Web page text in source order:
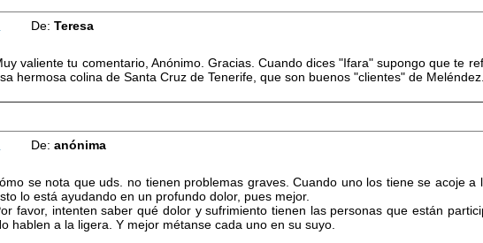
De:Teresa
valiente tu comentario, Anónimo. Gracias. Cuando dices "Ifara" supongo que te
hermosa colina de Santa Cruz de Tenerife, que son buenos "clientes" de Meléndez.
De:anónima
se nota que uds. no tienen problemas graves. Cuando uno los tiene se acoje
lo está ayudando en un profundo dolor, pues mejor.
favor, intenten saber qué dolor y sufrimiento tienen las personas que están
hablen a la ligera. Y mejor métanse cada uno en su suyo.